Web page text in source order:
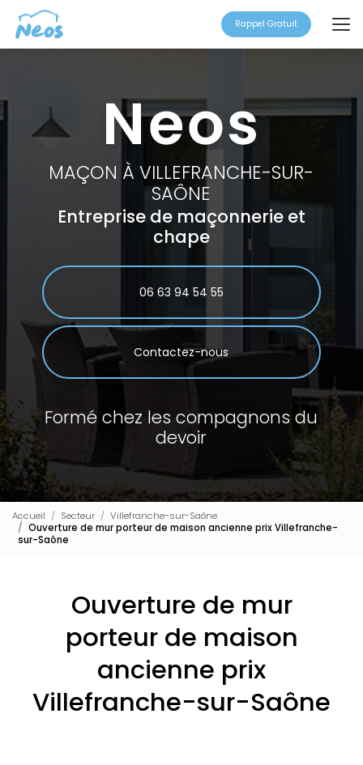
contenu
principal
Rappel Gratuit
MAÇON À VILLEFRANCHE-SUR-
SAÔNE
Entreprise de maçonnerie et
chape
06 63 94 54 55
Contactez-nous
Formé chez les compagnons du
devoir
Accueil Secteur
Villefranche-sur-Saône
Ouverture de mur porteur de maison ancienne prix Villefranche-
sur-Saône
Ouverture de mur
porteur de maison
ancienne prix
Villefranche-sur-Saône